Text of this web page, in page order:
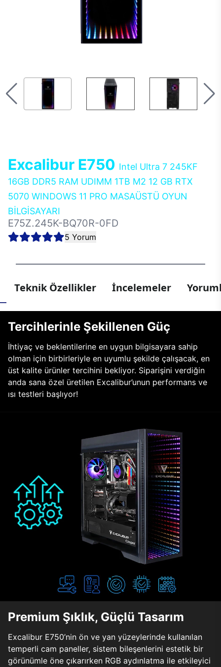
Excalibur E750 Intel Ultra 7 245KF
16GB DDR5 RAM UDIMM 1TB M2 12 GB RTX
5070 WINDOWS 11 PRO MASAÜSTÜ OYUN
BİLGİSAYARI
E75Z.245K-BQ70R-0FD
5 Yorum
Teknik Özellikler İncelemeler
Tercihlerinle Şekillenen Güç
İhtiyaç ve beklentilerine en uygun bilgisayara sahip
olman için birbirleriyle en uyumlu şekilde çalışacak, en
üst kalite ürünler tercihini bekliyor. Siparişini verdiğin
anda sana özel üretilen Excalibur’unun performans ve
ısı testleri başlıyor!
Premium Şıklık, Güçlü Tasarım
Excalibur E750’nin ön ve yan yüzeylerinde kullanılan
temperli cam paneller, sistem bileşenlerini estetik bir
görünümle öne çıkarırken RGB aydınlatma ile etkileyici